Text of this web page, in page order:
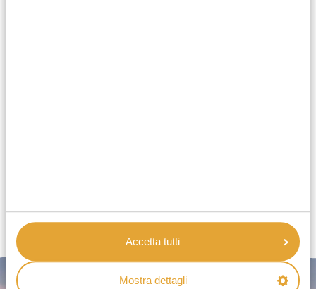
Accetta tutti
Mostra dettagli
Facebook.